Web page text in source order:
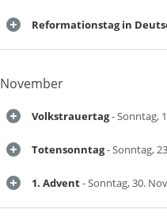
Reformationstag in
November
Volkstrauertag- Sonntag,
Totensonntag- Sonntag,
1. Advent- Sonntag, 30.